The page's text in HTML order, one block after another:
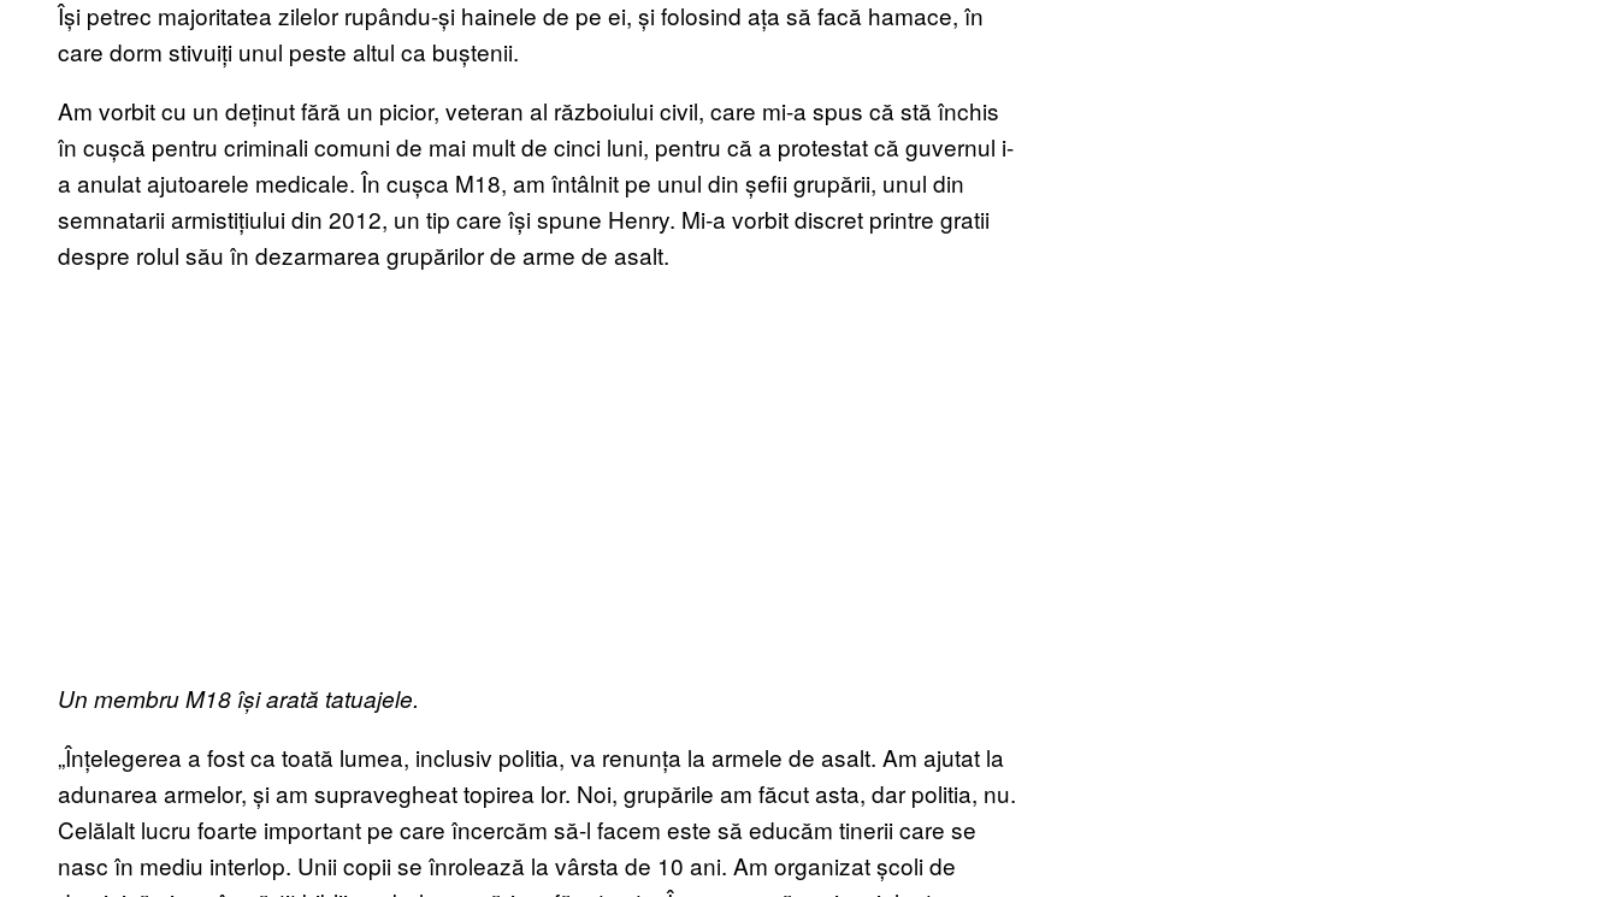
Își petrec majoritatea zilelor rupându-și hainele de pe ei, și folosind ața să facă hamace, în
care dorm stivuiți unul peste altul ca buștenii.
Am vorbit cu un deținut fără un picior, veteran al războiului civil, care mi-a spus că stă închis
în cușcă pentru criminali comuni de mai mult de cinci luni, pentru că a protestat că guvernul i-
a anulat ajutoarele medicale. În cușca M18, am întâlnit pe unul din șefii grupării, unul din
semnatarii armistițiului din 2012, un tip care își spune Henry. Mi-a vorbit discret printre gratii
despre rolul său în dezarmarea grupărilor de arme de asalt.
Un membru M18 își arată tatuajele.
„Înțelegerea a fost ca toată lumea, inclusiv politia, va renunța la armele de asalt. Am ajutat la
adunarea armelor, și am supravegheat topirea lor. Noi, grupările am făcut asta, dar politia, nu.
Celălalt lucru foarte important pe care încercăm să-l facem este să educăm tinerii care se
nasc în mediu interlop. Unii copii se înrolează la vârsta de 10 ani. Am organizat școli de